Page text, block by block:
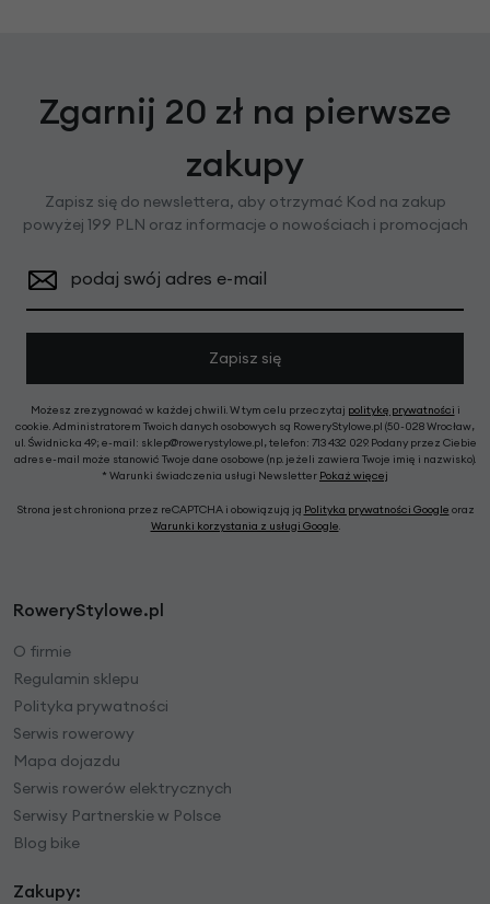
Zgarnij 20 zł na pierwsze
zakupy
Zapisz się do newslettera, aby otrzymać Kod na zakup
powyżej 199 PLN oraz informacje o nowościach i promocjach
podaj swój adres e-mail
Zapisz się
Możesz zrezygnować w każdej chwili. W tym celu przeczytaj politykę prywatności i
cookie. Administratorem Twoich danych osobowych są RoweryStylowe.pl (50-028 Wrocław,
ul. Świdnicka 49; e-mail: sklep@rowerystylowe.pl, telefon: 713 432 029. Podany przez Ciebie
adres e-mail może stanowić Twoje dane osobowe (np. jeżeli zawiera Twoje imię i nazwisko).
* Warunki świadczenia usługi Newsletter Pokaż więcej
Strona jest chroniona przez reCAPTCHA i obowiązują ją Polityka prywatności Google oraz
Warunki korzystania z usługi Google.
RoweryStylowe.pl
O firmie
Regulamin sklepu
Polityka prywatności
Serwis rowerowy
Mapa dojazdu
Serwis rowerów elektrycznych
Serwisy Partnerskie w Polsce
Blog bike
Zakupy: